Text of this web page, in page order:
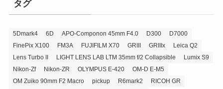
タグ
5Dmark4 6D APO-Componon 45mm F4.0 D300
D7000
FinePix X100
FM3A FUJIFILM X70 GRIII GRIIIx
Leica Q2
Lens Turbo II
LIGHT LENS LAB LTM 35mm f/2 Collapsible
Lumix S9
Nikon-Zf
Nikon-ZR OLYMPUS E-420
OM-D E-M5
OM Zuiko 90mm F2 Macro
pickup R6mark2
RICOH GR